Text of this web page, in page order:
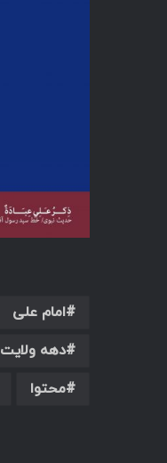
امام علی
دهه ولایت
محتوا